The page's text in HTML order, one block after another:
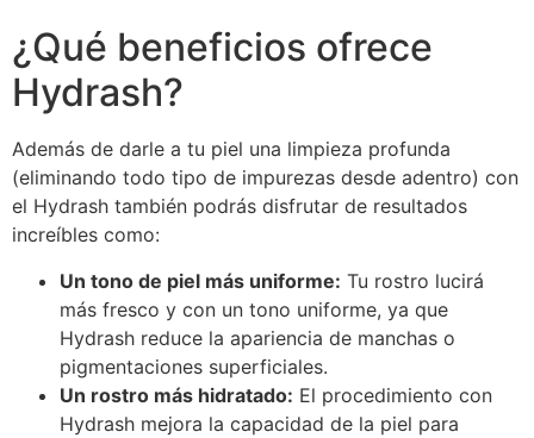
¿Qué beneficios ofrece
Hydrash?
Además de darle a tu piel una limpieza profunda
(eliminando todo tipo de impurezas desde adentro) con
el Hydrash también podrás disfrutar de resultados
increíbles como:
Un tono de piel más uniforme: Tu rostro lucirá
más fresco y con un tono uniforme, ya que
Hydrash reduce la apariencia de manchas o
pigmentaciones superficiales.
Un rostro más hidratado: El procedimiento con
Hydrash mejora la capacidad de la piel para